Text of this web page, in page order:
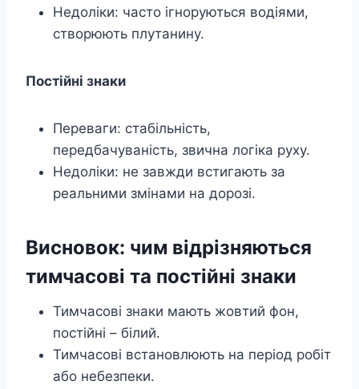
Недоліки: часто ігноруються водіями,
створюють плутанину.
Постійні знаки
Переваги: стабільність,
передбачуваність, звична логіка руху.
Недоліки: не завжди встигають за
реальними змінами на дорозі.
Висновок: чим відрізняються
тимчасові та постійні знаки
Тимчасові знаки мають жовтий фон,
постійні – білий.
Тимчасові встановлюють на період робіт
або небезпеки.